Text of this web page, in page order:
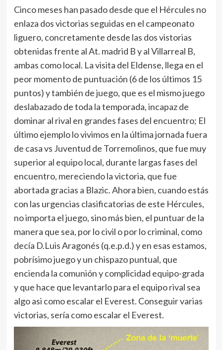
Cinco meses han pasado desde que el Hércules no
enlaza dos victorias seguidas en el campeonato
liguero, concretamente desde las dos vistorias
obtenidas frente al At. madrid B y al Villarreal B,
ambas como local. La visita del Eldense, llega en el
peor momento de puntuación (6 de los últimos 15
puntos) y también de juego, que es el mismo juego
deslabazado de toda la temporada, incapaz de
dominar al rival en grandes fases del encuentro; El
último ejemplo lo vivimos en la última jornada fuera
de casa vs Juventud de Torremolinos, que fue muy
superior al equipo local, durante largas fases del
encuentro, mereciendo la victoria, que fue
abortada gracias a Blazic. Ahora bien, cuando estás
con las urgencias clasificatorias de este Hércules,
no importa el juego, sino más bien, el puntuar de la
manera que sea, por lo civil o por lo criminal, como
decía D.Luis Aragonés (q.e.p.d.) y en esas estamos,
pobrísimo juego y un chispazo puntual, que
encienda la comunión y complicidad equipo-grada
y que hace que levantarlo para el equipo rival sea
algo asi como escalar el Everest. Conseguir varias
victorias, sería como escalar el Everest.